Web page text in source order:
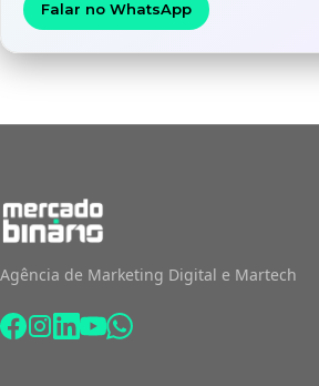
Falar no WhatsApp
Agência de Marketing Digital e Martech